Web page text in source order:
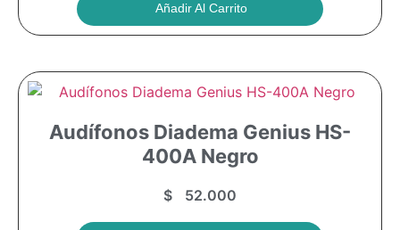
Añadir Al Carrito
Audífonos Diadema Genius HS-
400A Negro
$ 52.000